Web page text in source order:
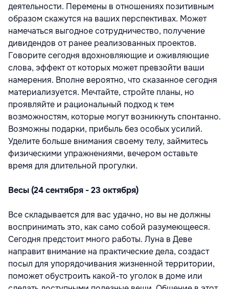
деятельности. Перемены в отношениях позитивным
образом скажутся на ваших перспективах. Может
намечаться выгодное сотрудничество, получение
дивидендов от ранее реализованных проектов.
Говорите сегодня вдохновляющие и оживляющие
слова, эффект от которых может превзойти ваши
намерения. Вполне вероятно, что сказанное сегодня
материализуется. Мечтайте, стройте планы, но
проявляйте и рациональный подход к тем
возможностям, которые могут возникнуть спонтанно.
Возможны подарки, прибыль без особых усилий.
Уделите больше внимания своему телу, займитесь
физическими упражнениями, вечером оставьте
время для длительной прогулки.
Весы (24 сентября - 23 октября)
Все складывается для вас удачно, но вы не должны
воспринимать это, как само собой разумеющееся.
Сегодня предстоит много работы. Луна в Деве
направит внимание на практические дела, создаст
посыл для упорядочивания жизненной территории,
поможет обустроить какой-то уголок в доме или